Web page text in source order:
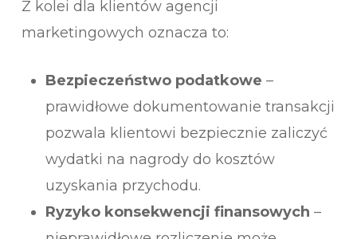
Z kolei dla klientów agencji
marketingowych oznacza to:
Bezpieczeństwo podatkowe –
prawidłowe dokumentowanie transakcji
pozwala klientowi bezpiecznie zaliczyć
wydatki na nagrody do kosztów
uzyskania przychodu.
Ryzyko konsekwencji finansowych –